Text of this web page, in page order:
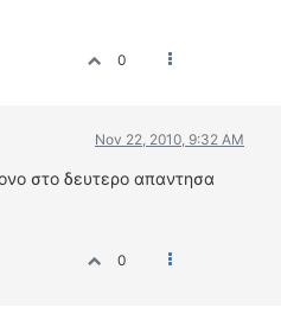
0
Nov 22, 2010, 9:32 AM
στο δευτερο απαντησα
0